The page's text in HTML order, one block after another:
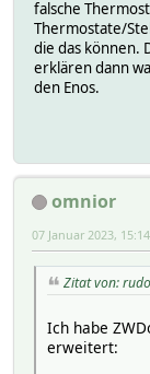
falsche
Thermostate/
die das können.
erklären dann
den Enos.
omnior
07 Januar 2023,
Zitat von:
Ich habe
erweitert: